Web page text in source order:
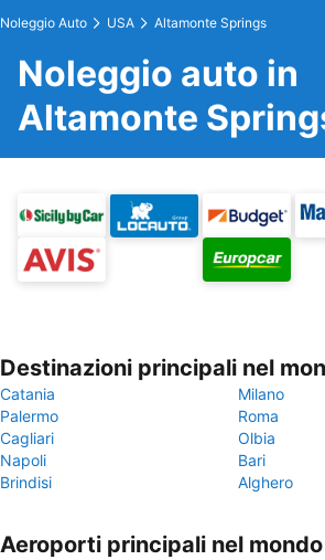
Noleggio Auto USA Altamonte Springs
Noleggio auto in
Altamonte
Destinazioni principali nel
Catania
Milano
Palermo
Roma
Cagliari
Olbia
Napoli
Bari
Brindisi
Alghero
Aeroporti principali nel mondo